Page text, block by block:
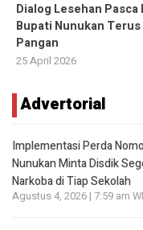
Dialog Lesehan
Bupati Nunukan
Pangan
25 April 2026
Advertorial
Implementasi Perda
Nunukan Minta Disdik
Narkoba di Tiap Sekolah
Agustus 4, 2026 | 7:59 am